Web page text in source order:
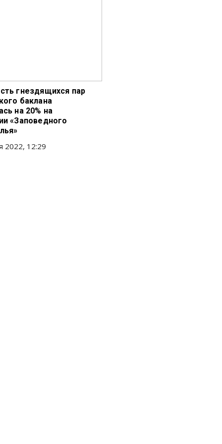
гнездящихся пар
баклана
на 20% на
«Заповедного
2022, 12:29